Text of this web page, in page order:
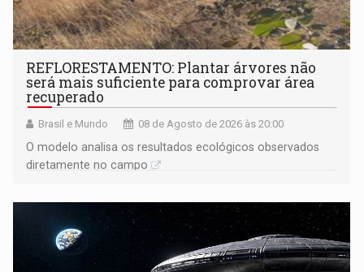
REFLORESTAMENTO: Plantar árvores não
será mais suficiente para comprovar área
recuperado
Brasil e Mundo 08 de Agosto de 2026 às 20:00
O modelo analisa os resultados ecológicos observados
diretamente no campo